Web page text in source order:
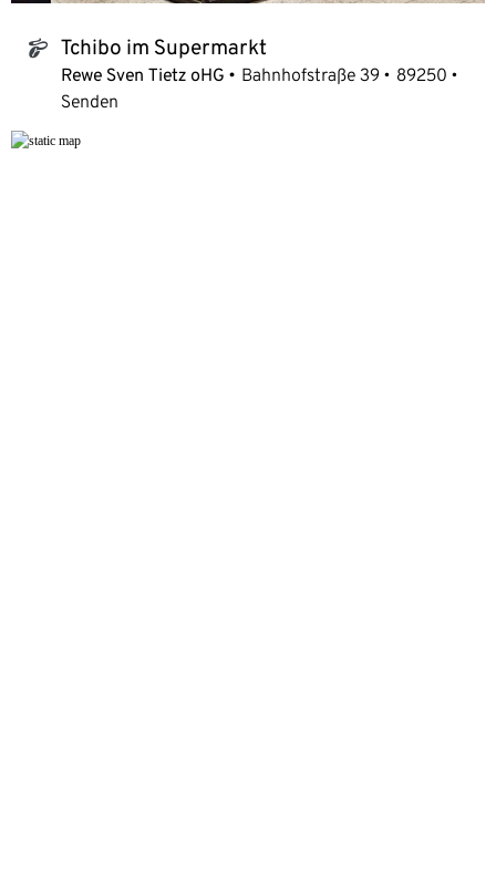
tchibo_logo Tchibo im Supermarkt
Rewe Sven Tietz oHG Bahnhofstraße 39
89250
Senden